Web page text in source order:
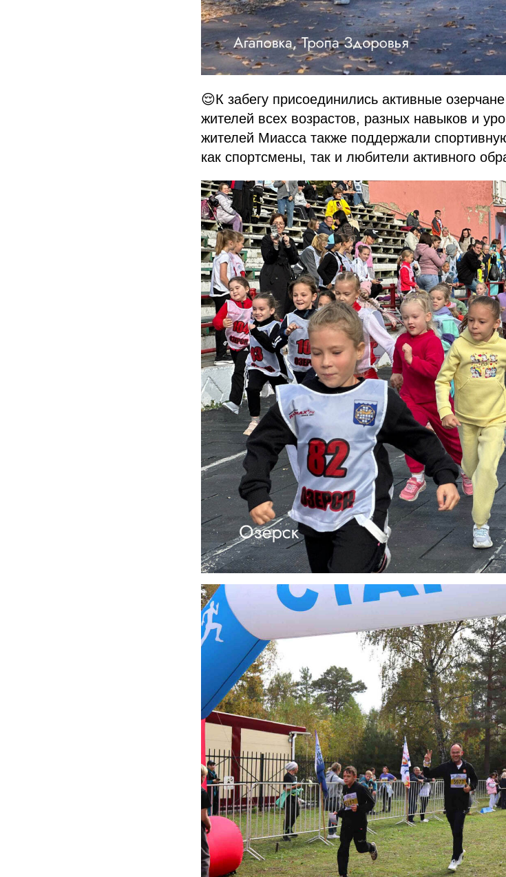
😌К забегу присоединились активные
жителей всех возрастов, разных навыков и
жителей Миасса также поддержали
как спортсмены, так и любители активного